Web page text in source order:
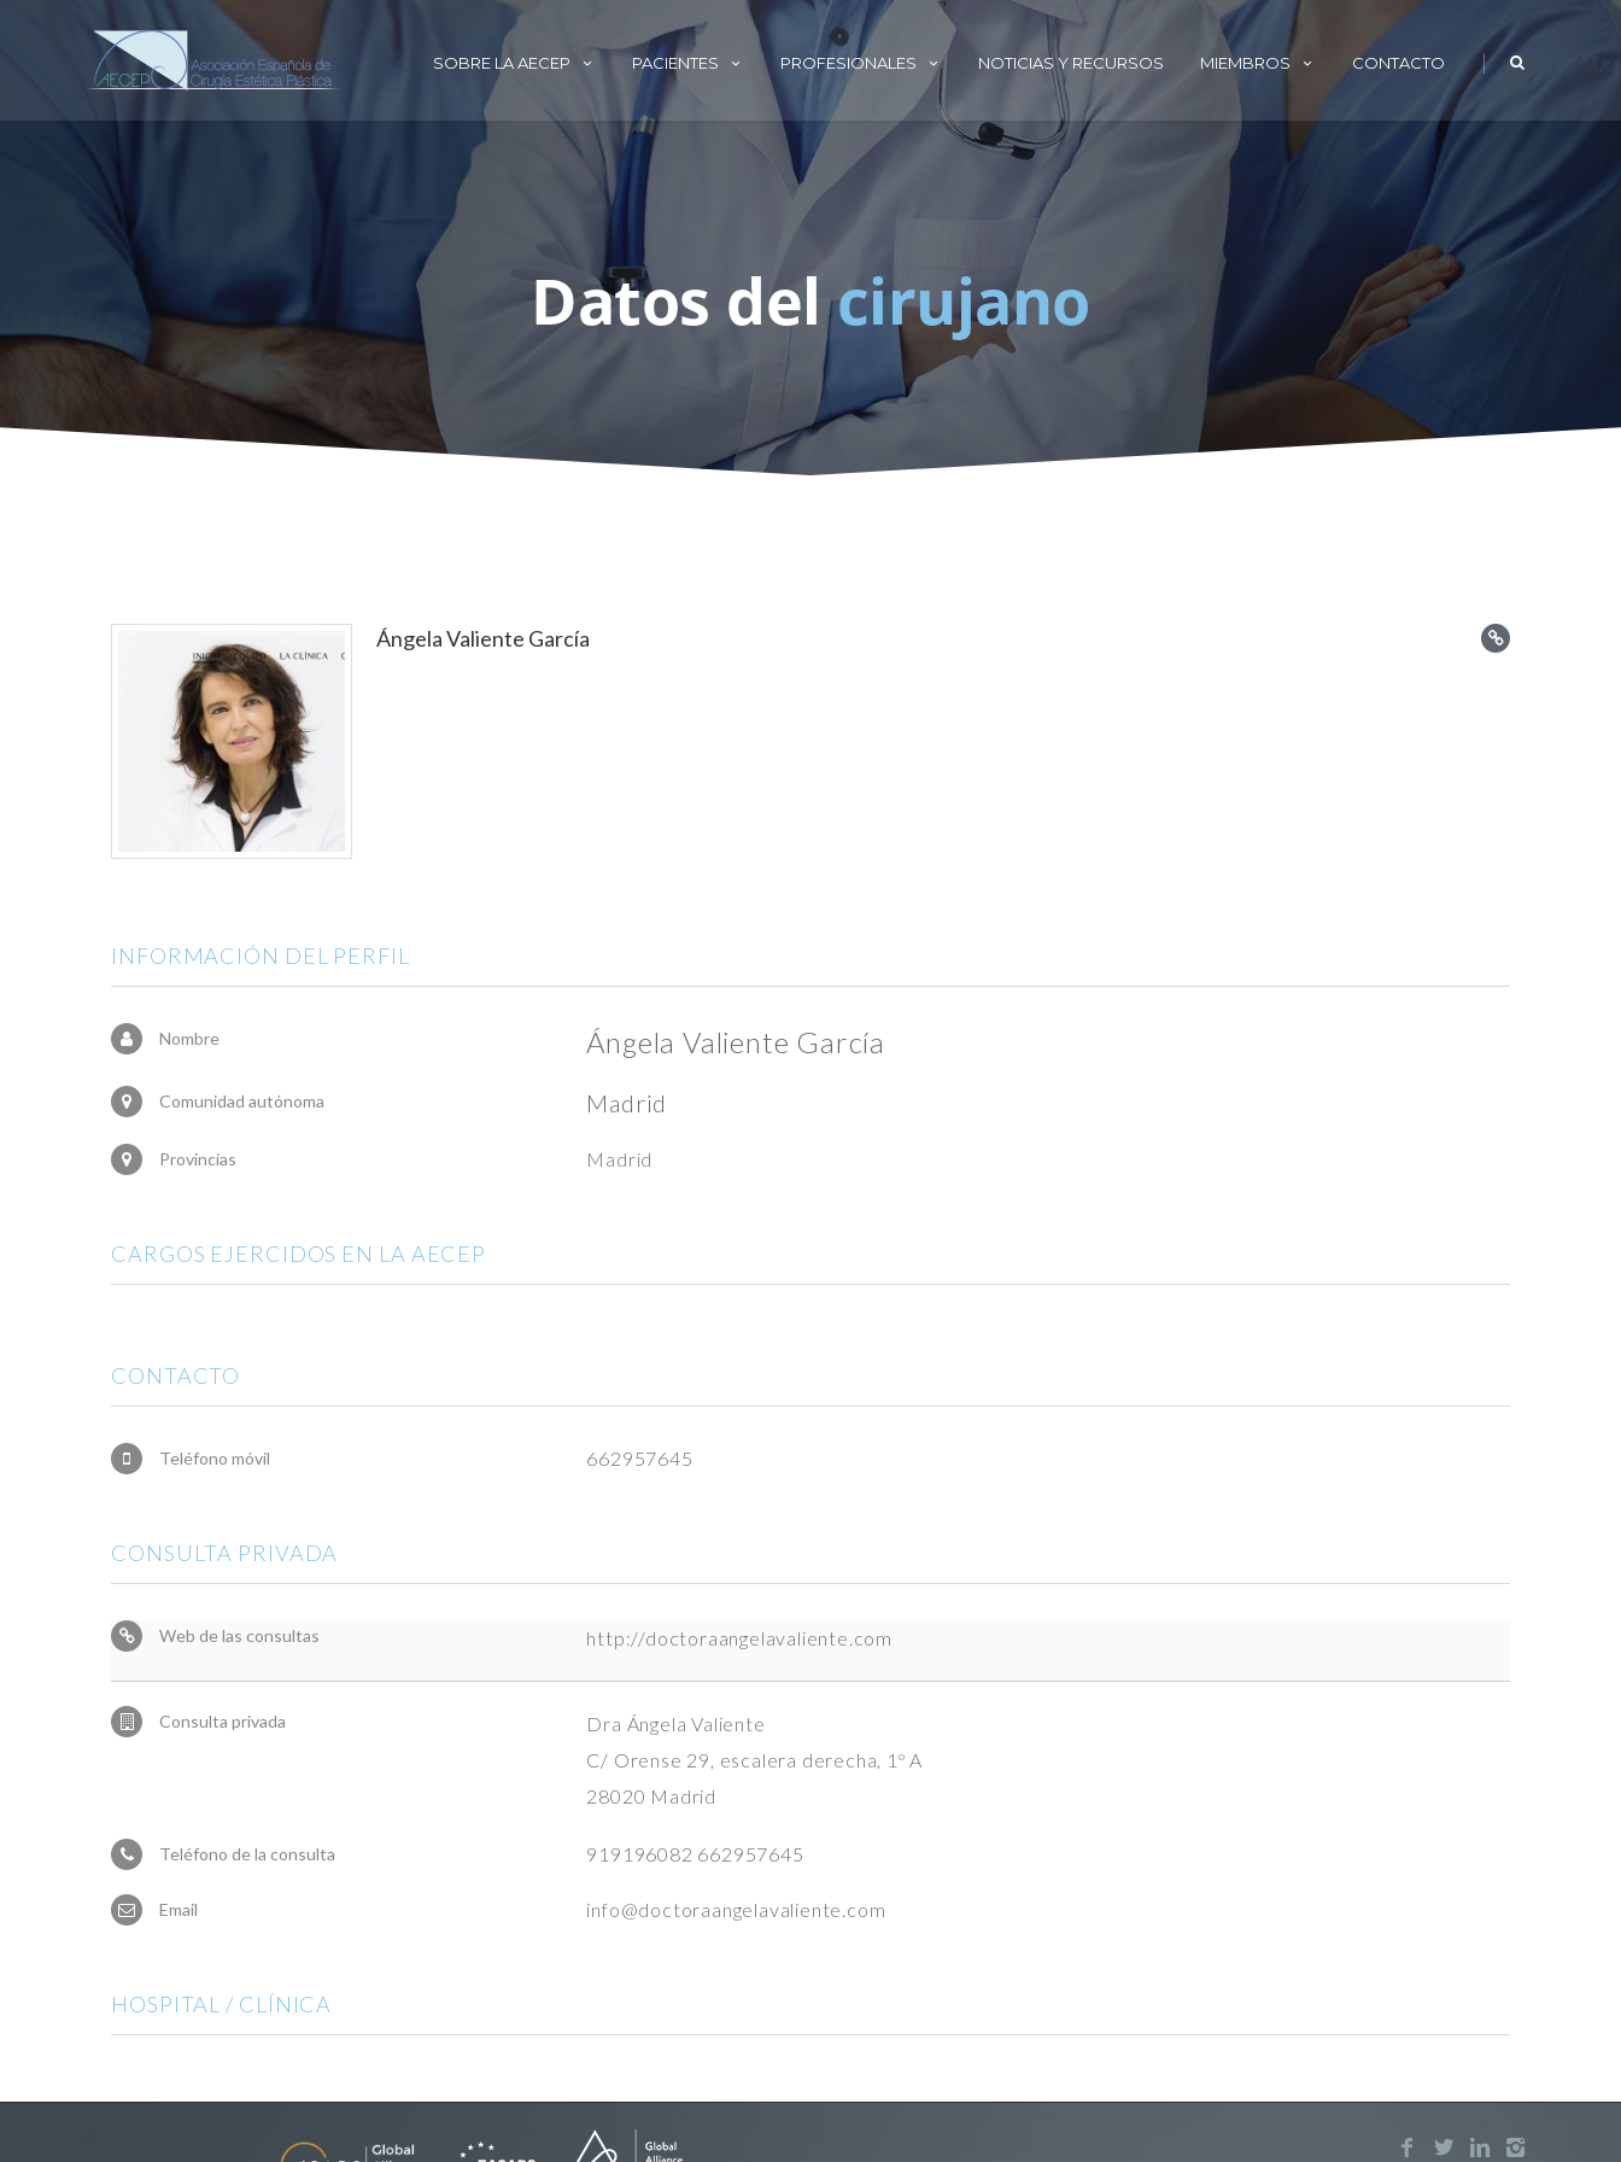
SOBRE LA AECEP PACIENTES PROFESIONALES NOTICIAS Y RECURSOS MIEMBROS CONTACTO |
Datos delcirujano
Ángela Valiente García
INFORMACIÓN DEL PERFIL
Nombre Ángela Valiente García
Comunidad autónoma Madrid
Provincias Madrid
CARGOS EJERCIDOS EN LA AECEP
CONTACTO
Teléfono móvil 662957645
CONSULTA PRIVADA
Web de las consultas http://doctoraangelavaliente.com
Consulta privada
Dra Ángela Valiente
C/ Orense 29, escalera derecha, 1º A
28020 Madrid
Teléfono de la consulta 919196082 662957645
Email info@doctoraangelavaliente.com
HOSPITAL / CLÍNICA